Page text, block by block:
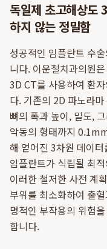
독일제 초고해상
하지 않는 정밀함
성공적인 임플란트 수
니다. 이운철치과의원
3D CT를 사용하여 환
다. 기존의 2D 파노라
뼈의 폭과 높이, 밀도,
악동의 형태까지
해 얻어진 3차원 데이
임플란트가 식립될 최
이러한 철저한 사전 계
부위를 최소화하여 출
명적인 부작용의 위험
합니다.